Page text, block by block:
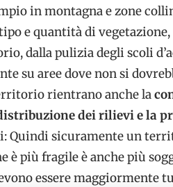
in montagna e zone
e quantità di
dalla pulizia degli scoli
su aree dove non si
rientrano anche la
dei rilievi e la
Quindi sicuramente un
è più fragile è anche più
essere maggiormente